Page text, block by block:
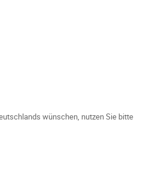
wünschen, nutzen Sie bitte